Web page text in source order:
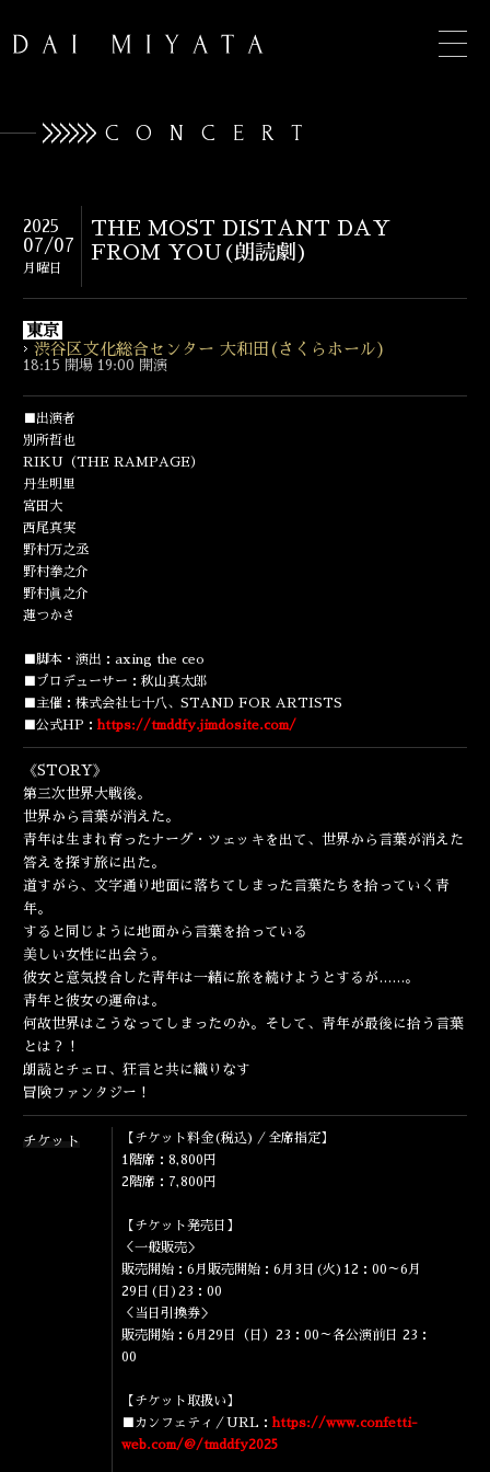
TOP
INFORMATION
CONCERT
CONTACT
CONCERT
2025
07/07
月曜日
THE MOST DISTANT DAY
FROM YOU(朗読劇)
東京
渋谷区文化総合センター 大和田(さくらホール)
18:15 開場 19:00 開演
■出演者
別所哲也
RIKU（THE RAMPAGE）
丹生明里
宮田大
西尾真実
野村万之丞
野村拳之介
野村眞之介
蓮つかさ
■脚本・演出：axing the ceo
■プロデューサー：秋山真太郎
■主催：株式会社七十八、STAND FOR ARTISTS
■公式HP： https://tmddfy.jimdosite.com/
《STORY》
第三次世界大戦後。
世界から言葉が消えた。
青年は生まれ育ったナーグ・ツェッキを出て、 世界から言葉が消えた
答えを探す旅に出た。
道すがら、 文字通り地面に落ちてしまった言葉たちを拾っていく青
年。
すると同じように地面から言葉を拾っている
美しい女性に出会う。
彼女と意気投合した青年は一緒に旅を続けようとするが……。
青年と彼女の運命は。
何故世界はこうなってしまったのか。そして、 青年が最後に拾う言葉
とは？！
朗読とチェロ、狂言と共に織りなす
冒険ファンタジー！
チケット
【チケット料金(税込)／全席指定】
1階席：8,800円
2階席：7,800円
【チケット発売日】
＜一般販売＞
販売開始：6月販売開始：6月3日(火)12：00～6月
29日(日)23：00
＜当日引換券＞
販売開始：6月29日（日）23：00～各公演前日 23：
00
【チケット取扱い】
■カンフェティ／URL：https://www.confetti-
web.com/@/tmddfy2025